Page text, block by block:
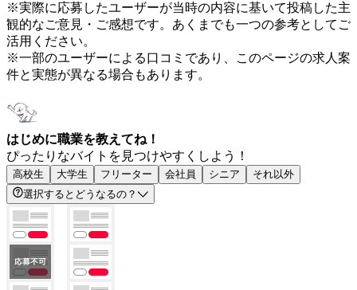
※実際に応募したユーザーが当時の内容に基いて投稿した主
観的なご意見・ご感想です。あくまでも一つの参考としてご
活用ください。
※一部のユーザーによる口コミであり、このページの求人案
件と実態が異なる場合もあります。
はじめに職業を教えてね！
ぴったりなバイトを見つけやすくしよう！
高校生 大学生 フリーター 会社員 シニア
それ以外
選択するとどうなるの？